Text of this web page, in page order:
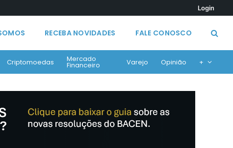
Login
RECEBA NOVIDADES FALE CONOSCO
Criptomoedas Mercado
Financeiro Varejo Opinião +